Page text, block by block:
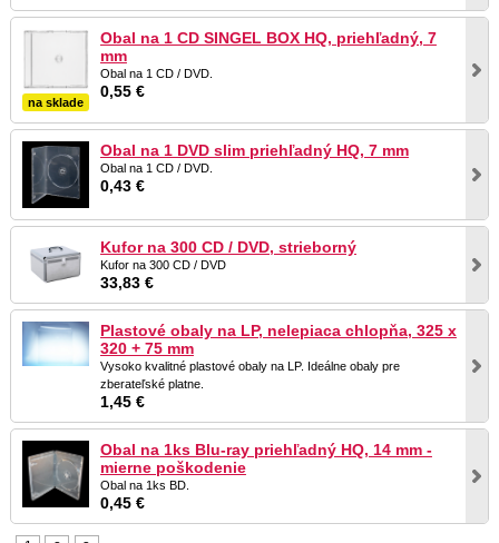
na sklade
Obal na 1 CD SINGEL BOX HQ, priehľadný, 7
mm
Obal na 1 CD / DVD.
0,55 €
Obal na 1 DVD slim priehľadný HQ, 7 mm
Obal na 1 CD / DVD.
0,43 €
Kufor na 300 CD / DVD, strieborný
Kufor na 300 CD / DVD
33,83 €
Plastové obaly na LP, nelepiaca chlopňa, 325 x
320 + 75 mm
Vysoko kvalitné plastové obaly na LP. Ideálne obaly pre
zberateľské platne.
1,45 €
Obal na 1ks Blu-ray priehľadný HQ, 14 mm -
mierne poškodenie
Obal na 1ks BD.
0,45 €